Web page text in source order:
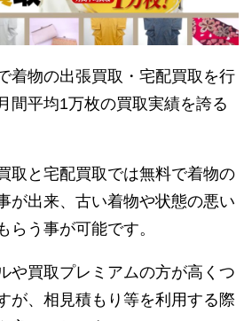
着物の出張買取・宅配買取を行
間平均1万枚の買取実績を誇る
取と宅配買取では無料で着物の
が出来、古い着物や状態の悪い
らう事が可能です。
や買取プレミアムの方が高くつ
が、相見積もり等を利用する際